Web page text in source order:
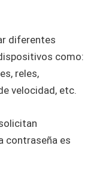
diferentes
como:
reles,
velocidad, etc.
contraseña es